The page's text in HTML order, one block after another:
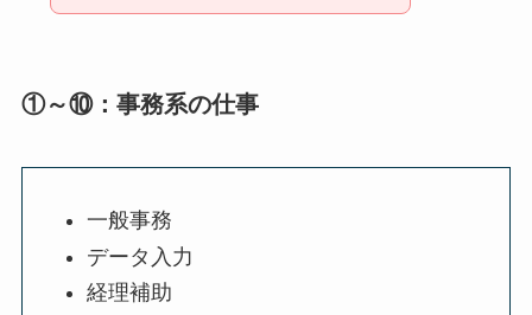
①～⑩：事務系の仕事
一般事務
データ入力
経理補助